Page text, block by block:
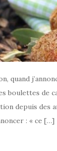
quand
boulettes de
depuis des
: « ce […]